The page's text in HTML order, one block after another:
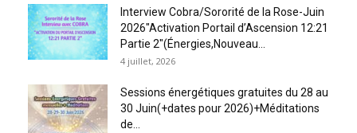
Interview Cobra/Sororité de la Rose-Juin
2026″Activation Portail d’Ascension 12:21
Partie 2″(Énergies,Nouveau...
4 juillet, 2026
Sessions énergétiques gratuites du 28 au
30 Juin(+dates pour 2026)+Méditations
de...